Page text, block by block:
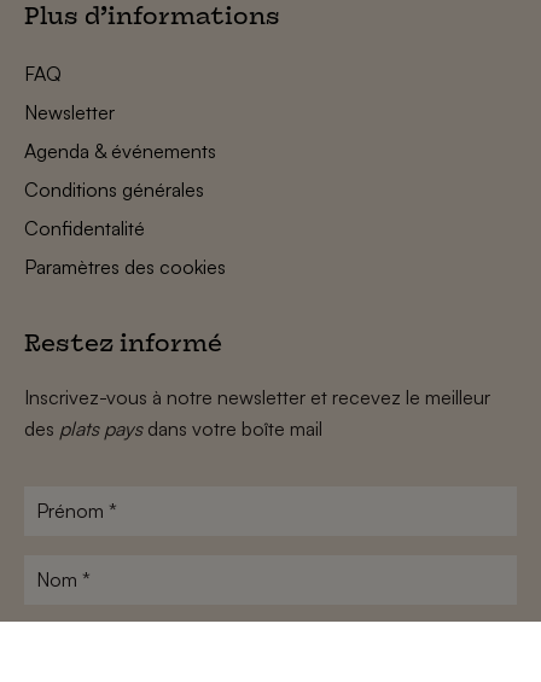
Plus d’informations
FAQ
Newsletter
Agenda & événements
Conditions générales
Confidentalité
Paramètres des cookies
Restez informé
Inscrivez-vous à notre newsletter et recevez le meilleur
des plats paysdans votre boîte mail
Prénom
Nom